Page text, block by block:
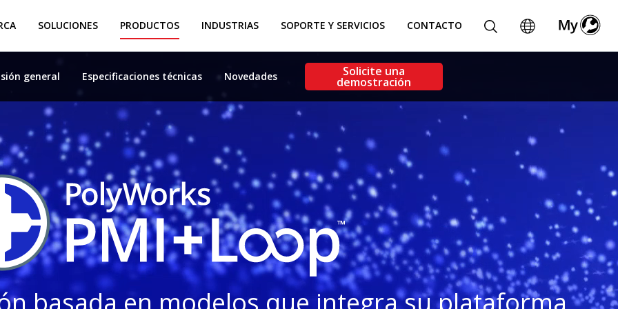
SOLUCIONES PRODUCTOS INDUSTRIAS SOPORTE Y SERVICIOS CONTACTO
general Especificaciones técnicas Novedades Solicite una
demostración